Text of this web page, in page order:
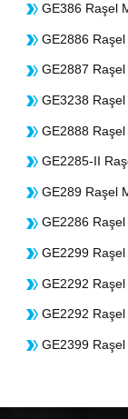
GE386 Raşel
GE2886 Raşel
GE2887 Raşel
GE3238 Raşel
GE2888 Raşel
GE2285-II
GE289 Raşel
GE2286 Raşel
GE2299 Raşel
GE2292 Raşel
GE2292 Raşel
GE2399 Raşel